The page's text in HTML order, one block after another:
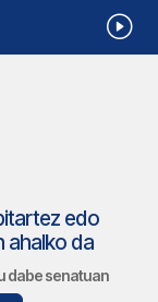
edo
ahalko da
dabe senatuan